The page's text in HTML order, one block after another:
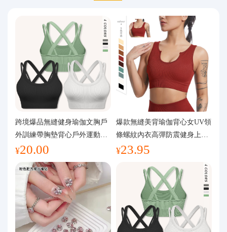
最新公告
物流資訊
代購問答
關於我們
跨境爆品無縫健身瑜伽文胸戶
外訓練帶胸墊背心戶外運動瑜
伽服女
¥20.00
爆款無縫美背瑜伽背心女UV領
條螺紋內衣高彈防震健身上裝
運動文胸
¥23.95